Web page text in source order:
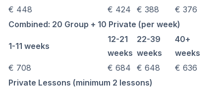
€ 448
€ 424 € 388
€ 376
Combined: 20 Group + 10 Private (per week)
1-11 weeks
12-21
weeks
22-39
weeks
40+
weeks
€ 708
€ 684 € 648
€ 636
Private Lessons (minimum 2 lessons)